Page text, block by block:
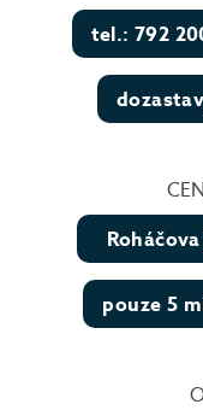
tel.: 792
pouze 5